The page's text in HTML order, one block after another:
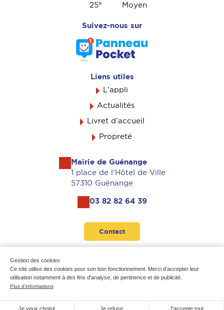
Gestion des cookies
Ce site utilise des cookies pour son bon fonctionnement. Merci d'accepter leur
utilisation notamment à des fins d'analyse, de pertinence et de publicité.
Plus d'informations
Je veux choisir Je refuse J'accepte tout
25°
Moyen
Suivez-nous sur
Liens utiles
L'appli
Actualités
Livret d’accueil
Propreté
Mairie de Guénange
1 place de l'Hôtel de Ville
57310 Guénange
03 82 82 64 39
Contact